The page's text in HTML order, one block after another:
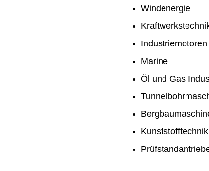
Windenergie
Industriemotoren
Marine
Öl und Gas
Kunststofftechnik